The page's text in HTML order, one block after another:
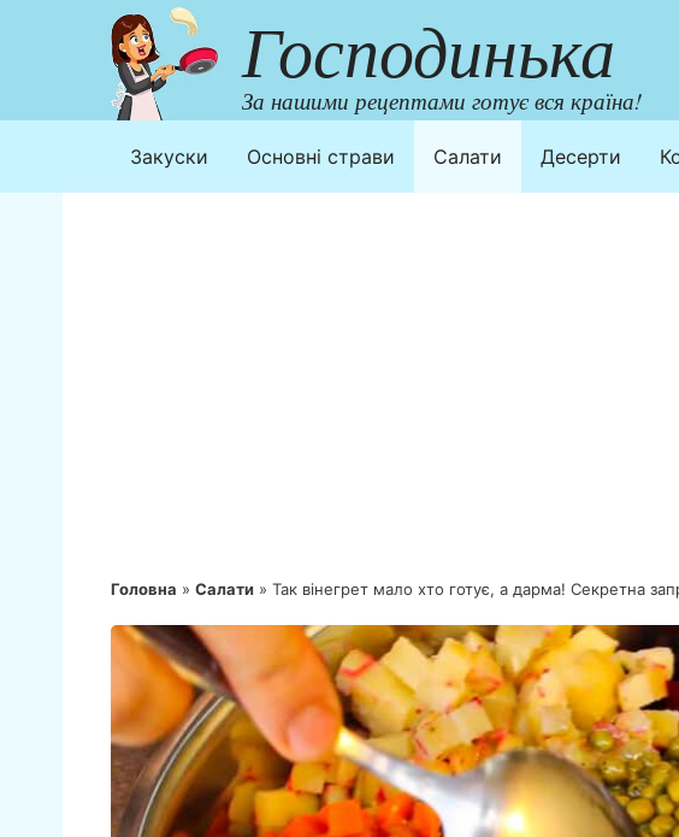
Господинька
За нашими рецептами готує вся країна!
Закуски Основні страви Салати Десерти
Головна » Салати » Так вінегрет мало хто готує, а дарма! Секретна